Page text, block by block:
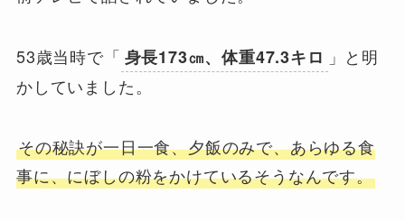
53歳当時で「 身長173㎝、体重47.3キロ 」と明
かしていました。
その秘訣が一日一食、夕飯のみで、あらゆる食
事に、にぼしの粉をかけているそうなんです。